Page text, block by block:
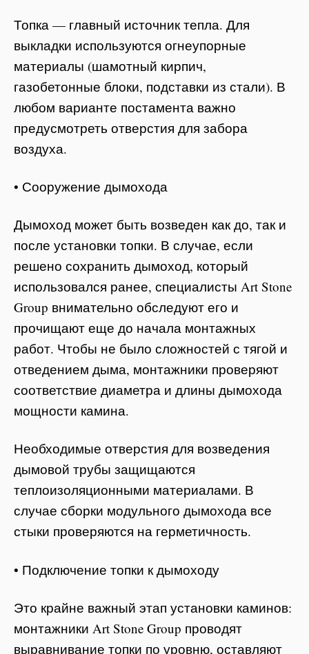
Топка — главный источник тепла. Для
выкладки используются огнеупорные
материалы (шамотный кирпич,
газобетонные блоки, подставки из стали). В
любом варианте постамента важно
предусмотреть отверстия для забора
воздуха.
• Сооружение дымохода
Дымоход может быть возведен как до, так и
после установки топки. В случае, если
решено сохранить дымоход, который
использовался ранее, специалисты Art Stone
Group внимательно обследуют его и
прочищают еще до начала монтажных
работ. Чтобы не было сложностей с тягой и
отведением дыма, монтажники проверяют
соответствие диаметра и длины дымохода
мощности камина.
Необходимые отверстия для возведения
дымовой трубы защищаются
теплоизоляционными материалами. В
случае сборки модульного дымохода все
стыки проверяются на герметичность.
• Подключение топки к дымоходу
Это крайне важный этап установки каминов:
монтажники Art Stone Group проводят
выравнивание топки по уровню, оставляют